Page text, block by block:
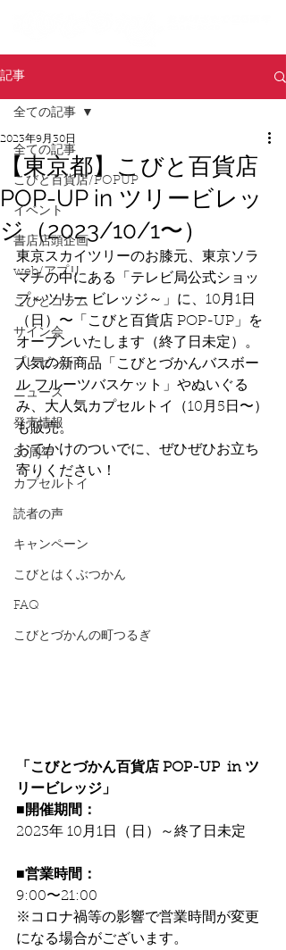
記事
全ての記事
こびと百貨店/POPUP
イベント
書店店頭企画
web/アプリ
こびとコラム
サイン会
プレゼント
ニュース
発売情報
20周年
カプセルトイ
読者の声
キャンペーン
こびとはくぶつかん
FAQ
こびとづかんの町つるぎ
全ての記事
【東京都】こびと百貨店
POP-UP in ツリービレッ
ジ（2023/10/1〜）
2023年9月30日
東京スカイツリーのお膝元、東京ソラ
マチの中にある「テレビ局公式ショッ
プ～ツリー ビレッジ～」に、10月1日
（日）〜「こびと百貨店 POP-UP」を
オープンいたします（終了日未定）。
人気の新商品「こびとづかんバスボー
ル フルーツバスケット」やぬいぐる
み、大人気カプセルトイ（10月5日〜）
も販売。
おでかけのついでに、ぜひぜひお立ち
寄りください！
「こびとづかん百貨店 POP-UP  in ツ
リービレッジ」
■開催期間：
2023年 10月1日（日）～終了日未定
■営業時間：
9:00〜21:00
※コロナ禍等の影響で営業時間が変更
になる場合がございます。